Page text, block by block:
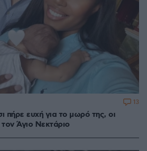
πήρε ευχή για το μωρό της, οι
Άγιο Νεκτάριο
13